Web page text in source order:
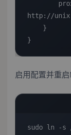
http://
}
启用配置并重启
sudo ln -s